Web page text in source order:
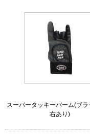
スーパータッキーパーム(ブ
右あり)